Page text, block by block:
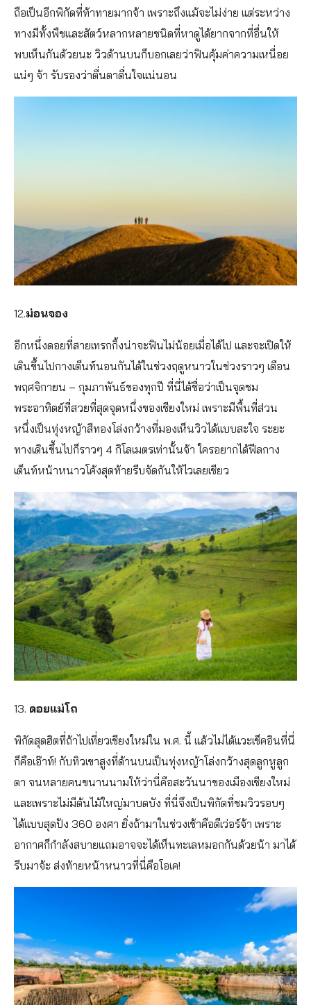
ถือเป็นอีกพิกัดที่ท้าทายมากจ้า เพราะถึงแม้จะไม่ง่าย แต่ระหว่าง
ทางมีทั้งพืชและสัตว์หลากหลายชนิดที่หาดูได้ยากจากที่อื่นให้
พบเห็นกันด้วยนะ วิวด้านบนก็บอกเลยว่าฟินคุ้มค่าความเหนื่อย
แน่ๆ จ้า รับรองว่าตื่นตาตื่นใจแน่นอน
12.ม่อนจอง
อีกหนึ่งดอยที่สายเทรกกิ้งน่าจะฟินไม่น้อยเมื่อได้ไป และจะเปิดให้
เดินขึ้นไปกางเต็นท์นอนกันได้ในช่วงฤดูหนาวในช่วงราวๆ เดือน
พฤศจิกายน – กุมภาพันธ์ของทุกปี ที่นี่ได้ชื่อว่าเป็นจุดชม
พระอาทิตย์ที่สวยที่สุดจุดหนึ่งของเชียงใหม่ เพราะมีพื้นที่ส่วน
หนึ่งเป็นทุ่งหญ้าสีทองโล่งกว้างที่มองเห็นวิวได้แบบสะใจ ระยะ
ทางเดินขึ้นไปก็ราวๆ 4 กิโลเมตรเท่านั้นจ้า ใครอยากได้ฟีลกาง
เต็นท์หน้าหนาวโค้งสุดท้ายรีบจัดกันให้ไวเลยเชียว
13. ดอยแม่โถ
พิกัดสุดฮิตที่ถ้าไปเที่ยวเชียงใหม่ใน พ.ศ. นี้ แล้วไม่ได้แวะเช็คอินที่นี่
ก็คือเอ๊าท์! กับทิวเขาสูงที่ด้านบนเป็นทุ่งหญ้าโล่งกว้างสุดลูกหูลูก
ตา จนหลายคนขนานนามให้ว่านี่คือสะวันนาของเมืองเชียงใหม่
และเพราะไม่มีต้นไม้ใหญ่มาบดบัง ที่นี่จึงเป็นพิกัดที่ชมวิวรอบๆ
ได้แบบสุดปัง 360 องศา ยิ่งถ้ามาในช่วงเช้าคือดีเว่อร์จ้า เพราะ
อากาศก็กำลังสบายแถมอาจจะได้เห็นทะเลหมอกกันด้วยน้า มาได้
รีบมาจ้ะ ส่งท้ายหน้าหนาวที่นี่คือโอเค!